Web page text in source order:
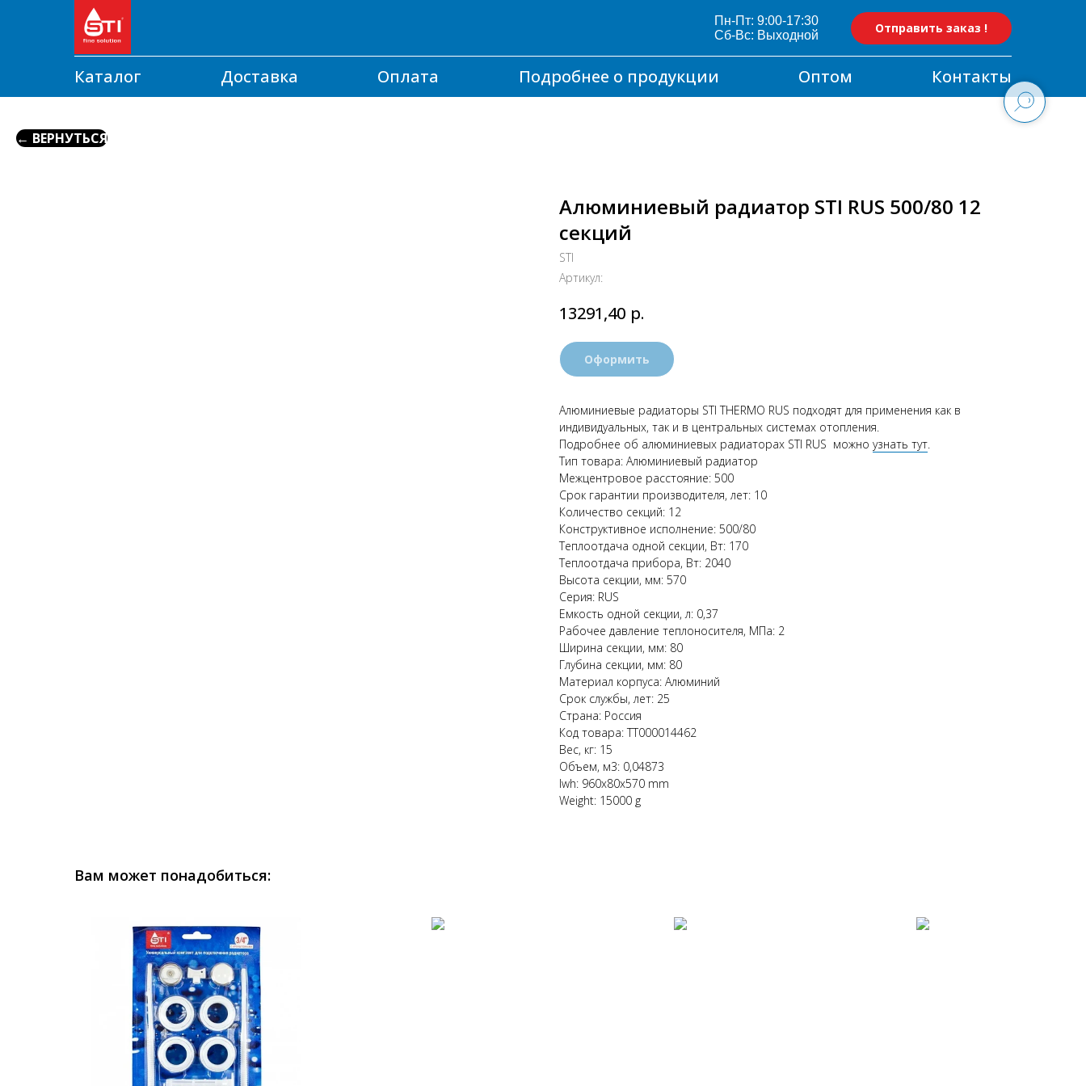
Пн-Пт: 9:00-17:30
Сб-Вс: Выходной
Отправить заказ !
Каталог Доставка Оплата Подробнее о продукции Оптом Контакты
← ВЕРНУТЬСЯ
Алюминиевый радиатор STI RUS 500/80 12
секций
STI
Артикул:
13291,40 р.
Оформить
Алюминиевые радиаторы STI THERMO RUS подходят для применения как в
индивидуальных, так и в центральных системах отопления.
Подробнее об алюминиевых радиаторах STI RUS можно узнать тут
Тип товара: Алюминиевый радиатор
Межцентровое расстояние: 500
Срок гарантии производителя, лет: 10
Количество секций: 12
Конструктивное исполнение: 500/80
Теплоотдача одной секции, Вт: 170
Теплоотдача прибора, Вт: 2040
Высота секции, мм: 570
Серия: RUS
Емкость одной секции, л: 0,37
Рабочее давление теплоносителя, МПа: 2
Ширина секции, мм: 80
Глубина секции, мм: 80
Материал корпуса: Алюминий
Срок службы, лет: 25
Страна: Россия
Код товара: ТТ000014462
Вес, кг: 15
Объем, м3: 0,04873
lwh: 960x80x570 mm
Weight: 15000 g
Вам может понадобиться: